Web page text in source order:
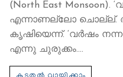
(North East
എന്നാണല്ലോ ചൊല്ല്.
കൃഷിയെന്ന്. ‘വർഷം
എന്നു ചുരുക്കം.…